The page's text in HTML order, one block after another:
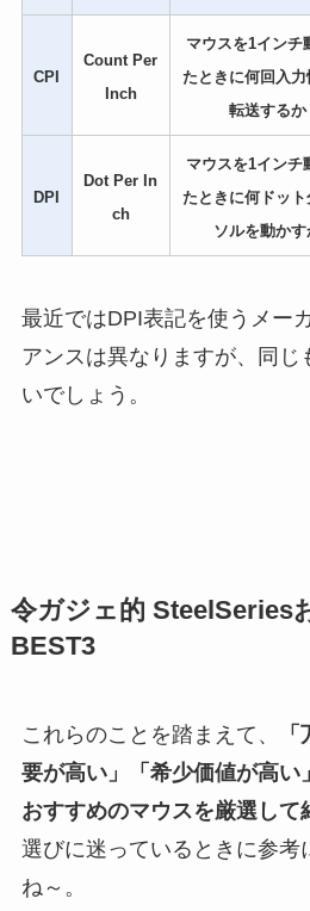
CPI
Count Per
Inch
マウスを1インチ
たときに何回入力
転送するか
DPI
Dot Per In
ch
マウスを1インチ
たときに何ドット
ソルを動かす
最近ではDPI表記を使うメー
アンスは異なりますが、同じ
いでしょう。
令ガジェ的 SteelSeries
BEST3
これらのことを踏まえて、
要が高い」「希少価値が高い
おすすめのマウスを厳選して
選びに迷っているときに参考
ね～。